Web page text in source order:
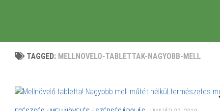
TAGGED: MELLNOVELO-TABLETTAK-NAGYOBB-MELL